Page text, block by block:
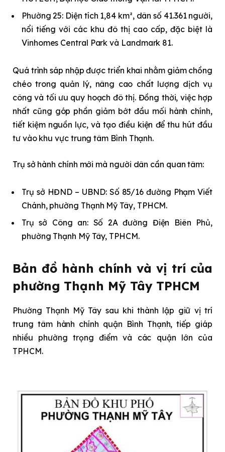
Phường 25: Diện tích 1,84 km², dân số 41.361 người,
nổi tiếng với các khu đô thị cao cấp, đặc biệt là
Vinhomes Central Park và Landmark 81.
Quá trình sáp nhập được triển khai nhằm giảm chồng
chéo trong quản lý, nâng cao chất lượng dịch vụ
công và tối ưu quy hoạch đô thị. Đồng thời, việc hợp
nhất cũng góp phần giảm bớt đầu mối hành chính,
tiết kiệm nguồn lực, và tạo điều kiện để thu hút đầu
tư vào khu vực trung tâm Bình Thạnh.
Trụ sở hành chính mới mà người dân cần quan tâm:
Trụ sở HĐND – UBND: Số 85/16 đường Phạm Viết
Chánh, phường Thạnh Mỹ Tây, TPHCM.
Trụ sở Công an: Số 2A đường Điện Biên Phủ,
phường Thạnh Mỹ Tây, TPHCM.
Bản đồ hành chính và vị trí của
phường Thạnh Mỹ Tây TPHCM
Phường Thạnh Mỹ Tây sau khi thành lập giữ vị trí
trung tâm hành chính quận Bình Thạnh, tiếp giáp
nhiều phường trọng điểm và các quận lớn của
TPHCM.